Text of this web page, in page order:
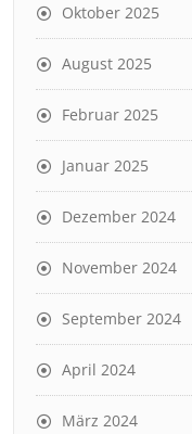
Oktober 2025
August 2025
Februar 2025
Januar 2025
Dezember 2024
November 2024
September 2024
April 2024
März 2024